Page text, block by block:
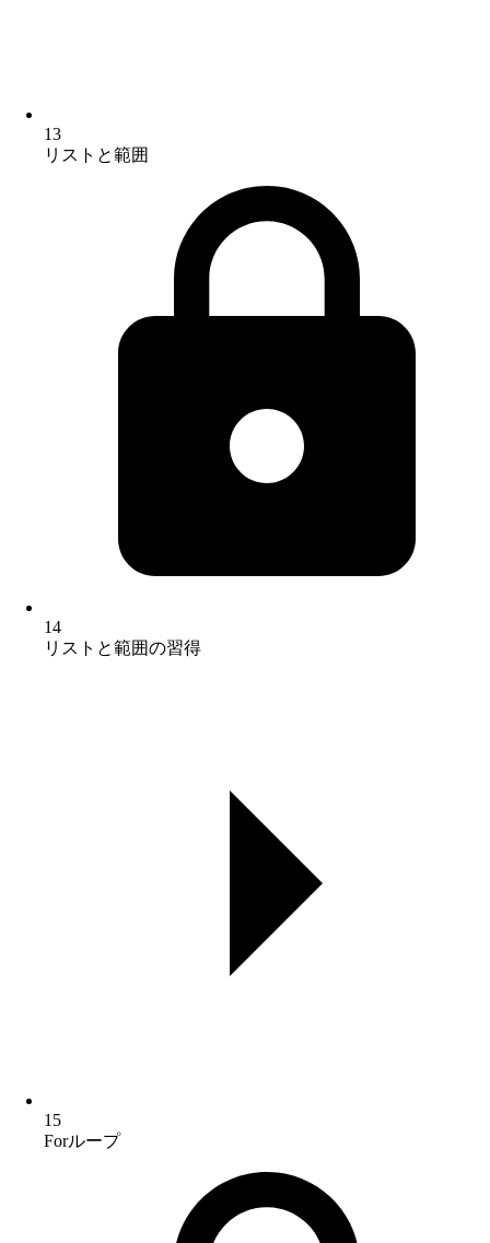
13
リストと範囲
14
リストと範囲の習得
15
Forループ